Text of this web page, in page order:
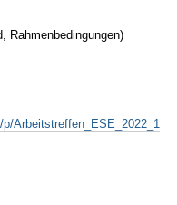
Rahmenbedingungen)
Arbeitstreffen_ESE_2022_1